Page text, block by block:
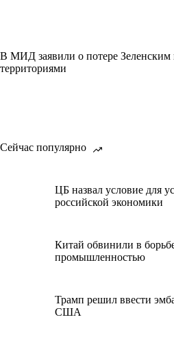
В МИД заявили о потере Зеленским
территориями
Сейчас популярно
ЦБ назвал условие для
российской экономики
Китай обвинили в
промышленностью
Трамп решил ввести
США